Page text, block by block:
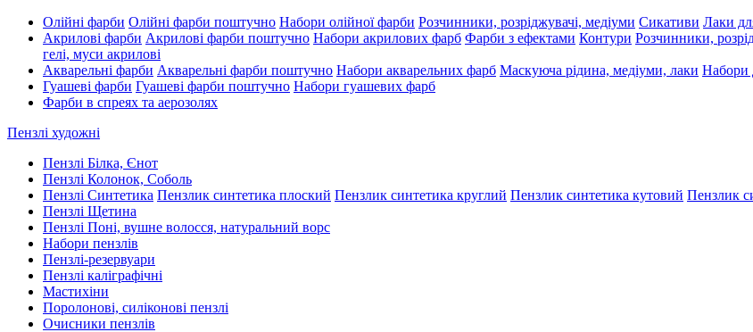
Олійні фарби Олійні фарби поштучно Набори олійної фарби Розчинники, розріджувачі, медіуми Сикативи Лаки
Акрилові фарби Акрилові фарби поштучно Набори акрилових фарб Фарби з ефектами Контури Розчинники,
гелі, муси акрилові
Акварельні фарби Акварельні фарби поштучно Набори акварельних фарб Маскуюча рідина, медіуми, лаки Набори
Гуашеві фарби Гуашеві фарби поштучно Набори гуашевих фарб
Фарби в спреях та аерозолях
Пензлі художні
Пензлі Білка, Єнот
Пензлі Колонок, Соболь
Пензлі Синтетика Пензлик синтетика плоский Пензлик синтетика круглий Пензлик синтетика кутовий Пензлик
Пензлі Щетина
Пензлі Поні, вушне волосся, натуральний ворс
Набори пензлів
Пензлі-резервуари
Пензлі каліграфічні
Мастихіни
Поролонові, силіконові пензлі
Очисники пензлів